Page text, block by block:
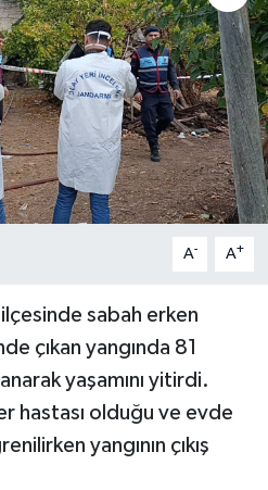
A- A+
sabah erken
çıkan yangında 81
yaşamını yitirdi.
hastası olduğu ve evde
yangının çıkış